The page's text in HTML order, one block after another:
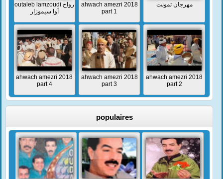
outaleb lamzoudi رواح
أوا سيموزار
ahwach amezri 2018
part 1
مهرجان تمونت
ahwach amezri 2018
part 4
ahwach amezri 2018
part 3
ahwach amezri 2018
part 2
populaires